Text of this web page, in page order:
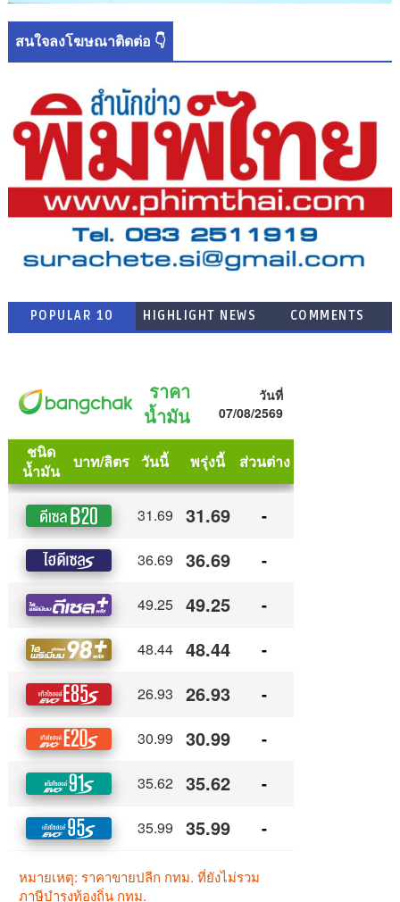
สนใจลงโฆษณาติดต่อ 👇
POPULAR 10 HIGHLIGHT NEWS COMMENTS